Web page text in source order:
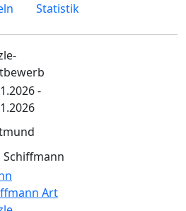
Statistik
-
Schiffmann